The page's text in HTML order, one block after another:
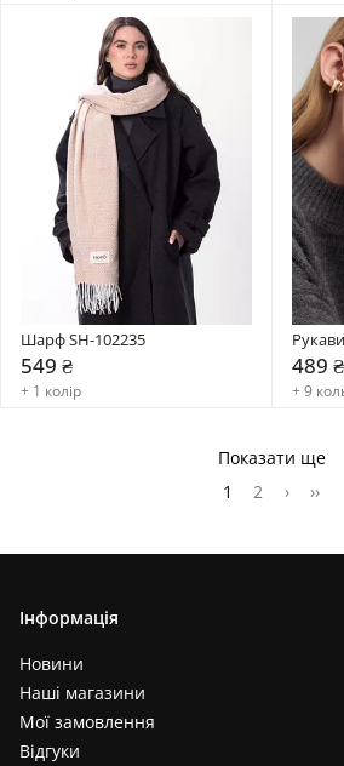
Шарф SH-102235
549 ₴
+ 1 колір
489 ₴
+ 9
Показати ще
1
2 › ››
Інформація
Новини
Наші магазини
Мої замовлення
Відгуки